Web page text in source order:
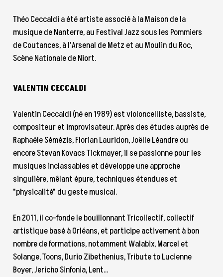
Théo Ceccaldi a été artiste associé à la Maison de la
musique de Nanterre, au Festival Jazz sous les Pommiers
de Coutances, à l’Arsenal de Metz et au Moulin du Roc,
Scène Nationale de Niort.
VALENTIN CECCALDI
Valentin Ceccaldi (né en 1989) est violoncelliste, bassiste,
compositeur et improvisateur. Après des études auprès de
Raphaële Sémézis, Florian Lauridon, Joëlle Léandre ou
encore Stevan Kovacs Tickmayer, il se passionne pour les
musiques inclassables et développe une approche
singulière, mêlant épure, techniques étendues et
"physicalité" du geste musical.
En 2011, il co-fonde le bouillonnant Tricollectif, collectif
artistique basé à Orléans, et participe activement à bon
nombre de formations, notamment Walabix, Marcel et
Solange, Toons, Durio Zibethenius, Tribute to Lucienne
Boyer, Jericho Sinfonia, Lent...